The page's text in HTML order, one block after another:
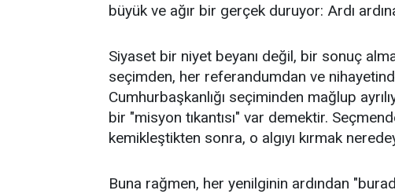
büyük ve ağır bir gerçek duruyor: Ardı
​Siyaset bir niyet beyanı değil, bir sonuç
seçimden, her referandumdan ve
Cumhurbaşkanlığı seçiminden mağlup
bir "misyon tıkantısı" var demektir.
kemikleştikten sonra, o algıyı kırmak
​Buna rağmen, her yenilginin ardından